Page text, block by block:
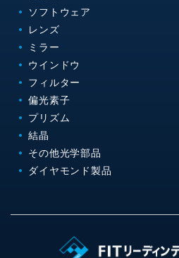
ソフトウェア
レンズ
ミラー
ウインドウ
フィルター
偏光素子
プリズム
結晶
その他光学部品
ダイヤモンド製品